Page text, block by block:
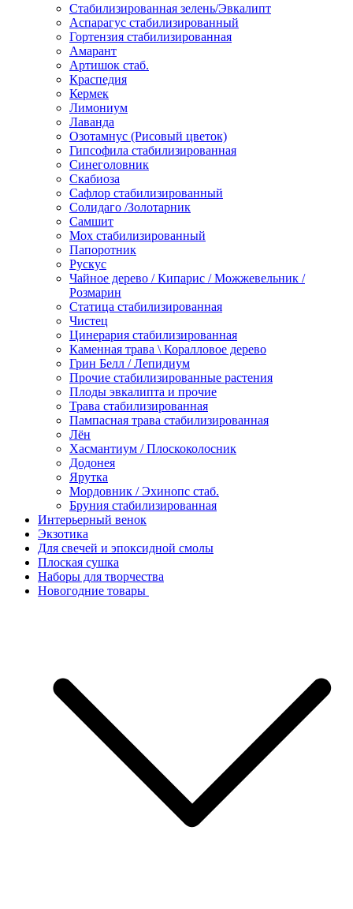
Стабилизированная зелень/Эвкалипт
Аспарагус стабилизированный
Гортензия стабилизированная
Амарант
Артишок стаб.
Краспедия
Кермек
Лимониум
Лаванда
Озотамнус (Рисовый цветок)
Гипсофила стабилизированная
Синеголовник
Скабиоза
Сафлор стабилизированный
Солидаго /Золотарник
Самшит
Мох стабилизированный
Папоротник
Рускус
Чайное дерево / Кипарис / Можжевельник /
Розмарин
Статица стабилизированная
Чистец
Цинерария стабилизированная
Каменная трава \ Коралловое дерево
Грин Белл / Лепидиум
Прочие стабилизированные растения
Плоды эвкалипта и прочие
Трава стабилизированная
Пампасная трава стабилизированная
Лён
Хасмантиум / Плоскоколосник
Додонея
Ярутка
Мордовник / Эхинопс стаб.
Бруния стабилизированная
Интерьерный венок
Экзотика
Для свечей и эпоксидной смолы
Плоская сушка
Наборы для творчества
Новогодние товары